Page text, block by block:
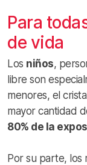
Para
de vida
Los niños,
libre son
menores, el
mayor cantidad
80% de la
Por su parte, los